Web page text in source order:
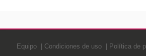
Equipo Condiciones de uso Política de